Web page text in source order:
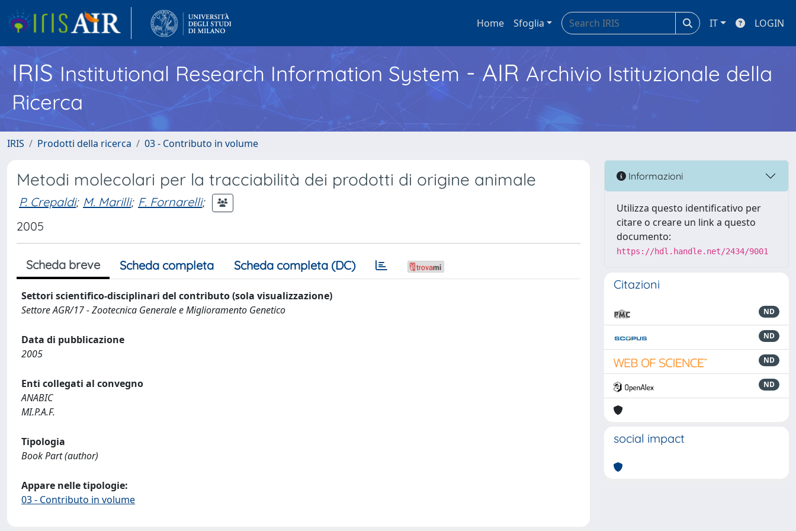
Home Sfoglia IT LOGIN
IRISInstitutional Research Information System - AIR Archivio Istituzionale della
Ricerca
IRIS Prodotti della ricerca 03 - Contributo in volume
Metodi molecolari per la tracciabilità dei prodotti di origine animale
P. Crepaldi; M. Marilli; F. Fornarelli;
2005
Scheda breve Scheda completa Scheda completa (DC)
Settori scientifico-disciplinari del contributo (sola visualizzazione)
Settore AGR/17 - Zootecnica Generale e Miglioramento Genetico
Data di pubblicazione
2005
Enti collegati al convegno
ANABIC
MI.P.A.F.
Tipologia
Book Part (author)
Appare nelle tipologie:
03 - Contributo in volume
Informazioni
Utilizza questo identificativo per
citare o creare un link a questo
documento:
https://hdl.handle.net/2434/9001
Citazioni
ND
ND
ND
ND
social impact